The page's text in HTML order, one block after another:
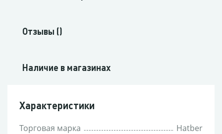
Отзывы ()
Наличие в магазинах
Характеристики
Торговая марка Hatber